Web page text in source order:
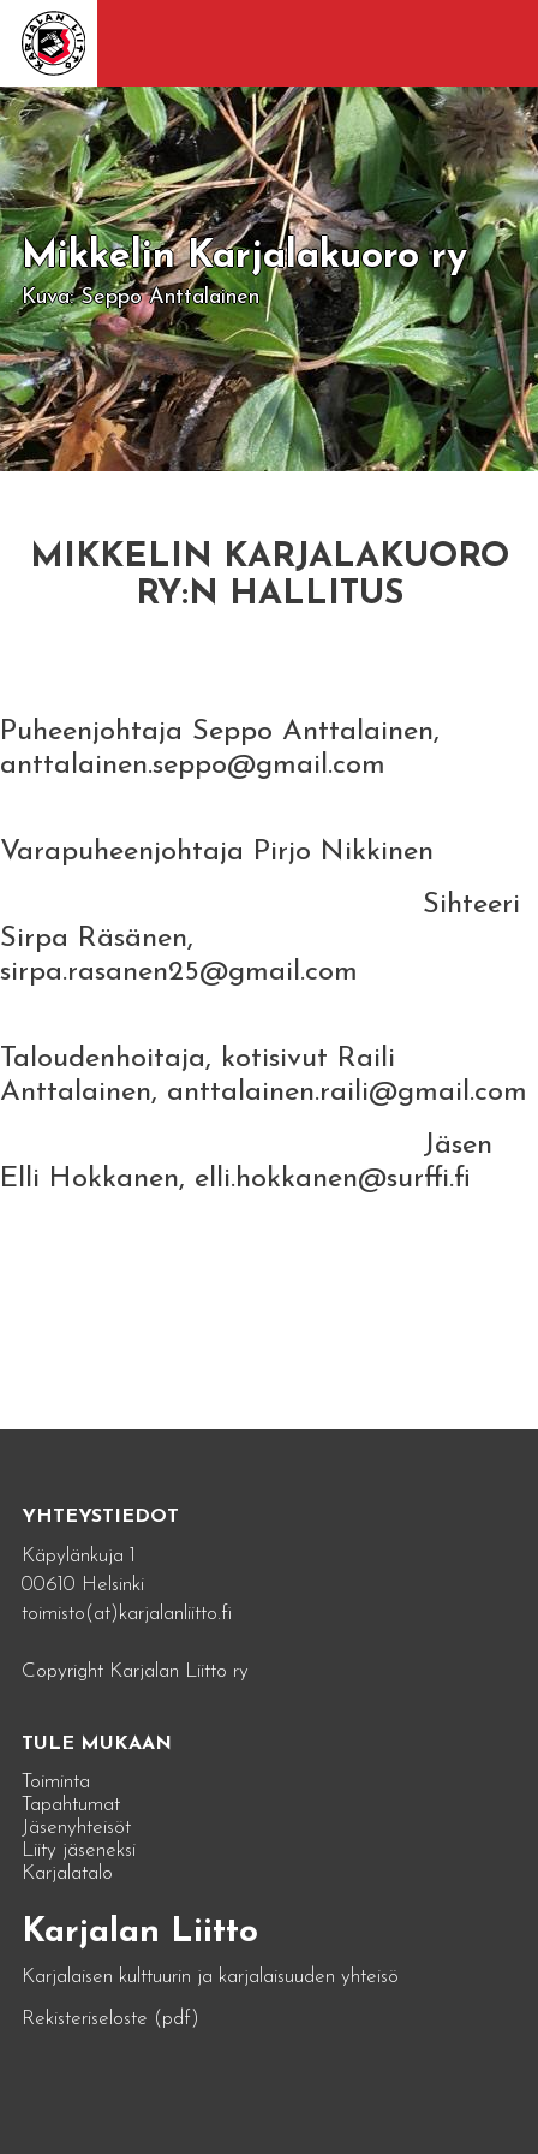
Mikkelin Karjalakuoro ry
Kuva: Seppo Anttalainen
MIKKELIN KARJALAKUORO
RY:N HALLITUS
Puheenjohtaja Seppo Anttalainen,
anttalainen.seppo@gmail.com
Varapuheenjohtaja Pirjo Nikkinen
Sihteeri
Sirpa Räsänen,
sirpa.rasanen25@gmail.com
Taloudenhoitaja, kotisivut Raili
Anttalainen, anttalainen.raili@gmail.com
Jäsen
Elli Hokkanen, elli.hokkanen@surffi.fi
YHTEYSTIEDOT
Käpylänkuja 1
00610 Helsinki
toimisto(at)karjalanliitto.fi
Copyright Karjalan Liitto ry
TULE MUKAAN
Toiminta
Tapahtumat
Jäsenyhteisöt
Liity jäseneksi
Karjalatalo
Karjalan Liitto
Karjalaisen kulttuurin ja karjalaisuuden yhteisö
Rekisteriseloste (pdf)